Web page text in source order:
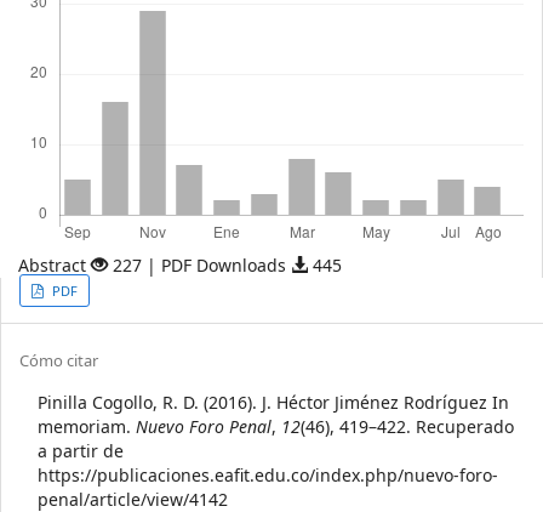
Abstract 227 | PDF Downloads 445
Article
Sidebar
PDF
Article
Details
Cómo citar
Pinilla Cogollo, R. D. (2016). J. Héctor Jiménez Rodríguez In
memoriam. Nuevo Foro Penal, 12(46), 419–422. Recuperado
a partir de
https://publicaciones.eafit.edu.co/index.php/nuevo-foro-
penal/article/view/4142